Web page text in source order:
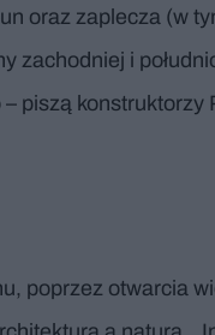
oraz zaplecza (w
zachodniej i
piszą konstruktorzy
poprzez otwarcia